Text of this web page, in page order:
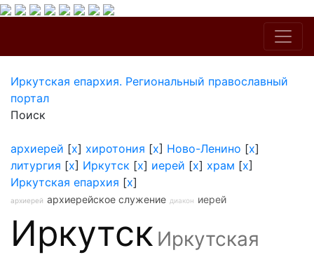
Иркутская епархия. Региональный православный
портал
Поиск
архиерей [x] хиротония [x] Ново-Ленино [x]
литургия [x] Иркутск [x] иерей [x] храм [x]
Иркутская епархия [x]
архиерей архиерейское служение диакон иерей
Иркутск Иркутская